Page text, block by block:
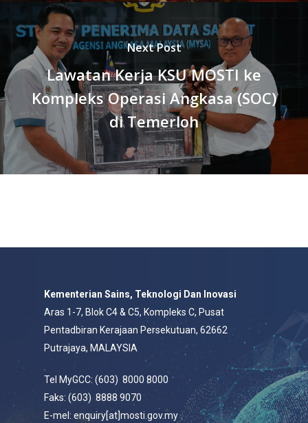
Next Post
Lawatan Kerja KSU MOSTI ke
Kompleks Operasi Angkasa (SOC)
di Temerloh
Kementerian Sains, Teknologi Dan Inovasi
Aras 1-7, Blok C4 & C5, Kompleks C, Pusat
Pentadbiran Kerajaan Persekutuan, 62662
Putrajaya, MALAYSIA
Tel MyGCC: (603) 8000 8000
Faks: (603) 8888 9070
E-mel: enquiry[at]mosti.gov.my